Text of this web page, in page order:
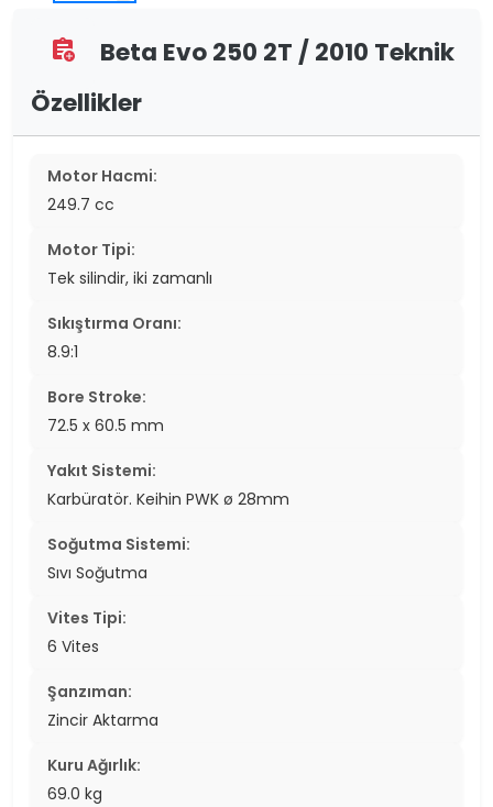
assignment_add
Beta Evo 250 2T / 2010 Teknik
Özellikler
Motor Hacmi:
249.7 cc
Motor Tipi:
Tek silindir, iki zamanlı
Sıkıştırma Oranı:
8.9:1
Bore Stroke:
72.5 x 60.5 mm
Yakıt Sistemi:
Karbüratör. Keihin PWK ø 28mm
Soğutma Sistemi:
Sıvı Soğutma
Vites Tipi:
6 Vites
Şanzıman:
Zincir Aktarma
Kuru Ağırlık:
69.0 kg